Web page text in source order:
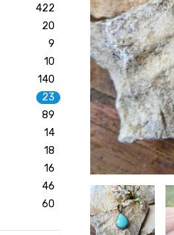
422
20
9
10
140
23
89
14
18
16
46
60